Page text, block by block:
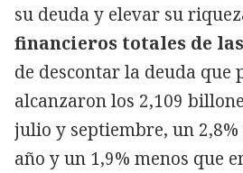
su deuda y elevar su
financieros totales de
de descontar la deuda que
alcanzaron los 2,109
julio y septiembre, un 2,8%
año y un 1,9% menos que